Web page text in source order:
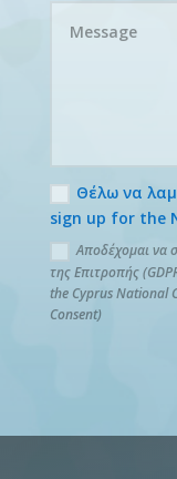
Θέλω να
sign up for the
Αποδέχομαι να
της Επιτροπής
the Cyprus National
Consent)